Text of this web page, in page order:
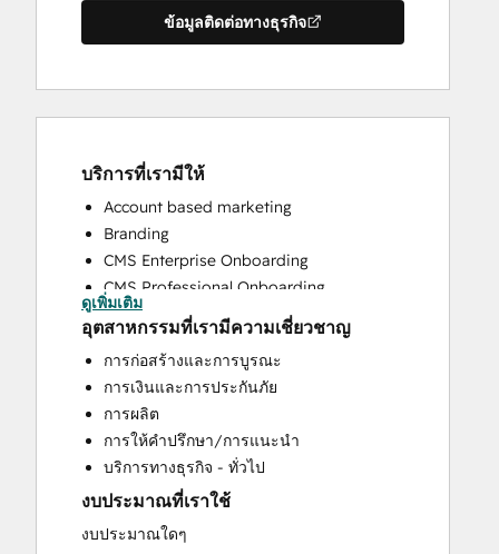
ข้อมูลติดต่อทางธุรกิจ
บริการที่เรามีให้
Account based marketing
Branding
CMS Enterprise Onboarding
CMS Professional Onboarding
Community Management
Content Creation
CRM Implementation
CRM Migration
Custom API Integrations
Customer Success Training
Customer Survey and Analysis
Email Marketing
Full Inbound Marketing Services
ดูเพิ่มเติม
อุตสาหกรรมที่เรามีความเชี่ยวชาญ
การก่อสร้างและการบูรณะ
การเงินและการประกันภัย
การผลิต
การให้คำปรึกษา/การแนะนำ
บริการทางธุรกิจ - ทั่วไป
งบประมาณที่เราใช้
งบประมาณใดๆ